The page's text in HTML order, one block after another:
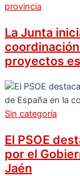
provincia
La Junta
proyectos
Sin categoría
El PSOE
por el
Jaén